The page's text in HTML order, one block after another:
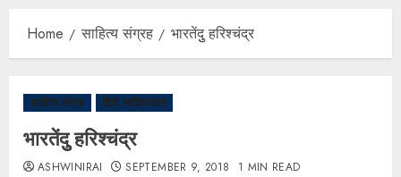
Home साहित्य संग्रह भारतेंदुु हरिश्चंद्र
साहित्य संग्रह हिंदी साहित्यकार
भारतेंदुु हरिश्चंद्र
ASHWINIRAI SEPTEMBER 9, 2018 1 MIN READ